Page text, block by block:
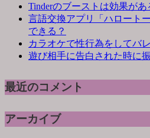
Tinderのブーストは効果があ
言語交換アプリ「ハロート
できる？
カラオケで性行為をしてバ
遊び相手に告白された時に
最近のコメント
アーカイブ